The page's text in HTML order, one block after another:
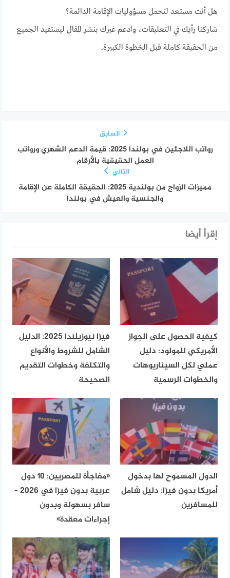
هل أنت مستعد لتحمل مسؤوليات الإقامة الدائمة؟
شاركنا رأيك في التعليقات، وادعم غيرك بنشر المقال ليستفيد الجميع
من الحقيقة كاملة قبل الخطوة الكبيرة.
السابق
رواتب اللاجئين في بولندا 2025: قيمة الدعم الشهري ورواتب
العمل الحقيقية بالأرقام
التالي
مميزات الزواج من بولندية 2025: الحقيقة الكاملة عن الإقامة
والجنسية والعيش في بولندا
إقرأ أيضا
كيفية الحصول على الجواز
الأمريكي للمولود: دليل
عملي لكل السيناريوهات
والخطوات الرسمية
فيزا نيوزيلندا 2025: الدليل
الشامل للشروط والأنواع
والتكلفة وخطوات التقديم
الصحيحة
الدول المسموح لها بدخول
أمريكا بدون فيزا: دليل شامل
للمسافرين
«مفاجأة للمصريين: 10 دول
عربية بدون فيزا في 2026 –
سافر بسهولة وبدون
إجراءات معقدة»